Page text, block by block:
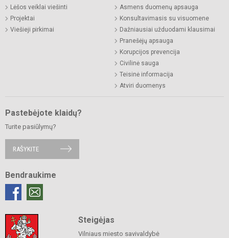
Lėšos veiklai viešinti
Projektai
Viešieji pirkimai
Asmens duomenų apsauga
Konsultavimasis su visuomene
Dažniausiai užduodami klausimai
Pranešėjų apsauga
Korupcijos prevencija
Civilinė sauga
Teisinė informacija
Atviri duomenys
Pastebėjote klaidų?
Turite pasiūlymų?
RAŠYKITE
Bendraukime
Steigėjas
Vilniaus miesto savivaldybė